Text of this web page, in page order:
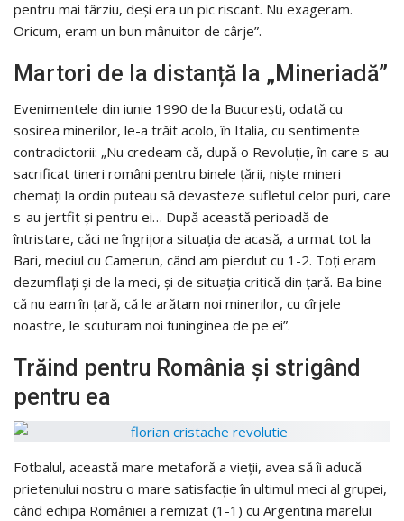
pentru mai târziu, deși era un pic riscant. Nu exageram.
Oricum, eram un bun mânuitor de cârje”.
Martori de la distanță la „Mineriadă”
Evenimentele din iunie 1990 de la București, odată cu
sosirea minerilor, le-a trăit acolo, în Italia, cu sentimente
contradictorii: „Nu credeam că, după o Revoluție, în care s-au
sacrificat tineri români pentru binele țării, niște mineri
chemați la ordin puteau să devasteze sufletul celor puri, care
s-au jertfit și pentru ei… După această perioadă de
întristare, căci ne îngrijora situația de acasă, a urmat tot la
Bari, meciul cu Camerun, când am pierdut cu 1-2. Toți eram
dezumflați și de la meci, și de situația critică din țară. Ba bine
că nu eam în țară, că le arătam noi minerilor, cu cîrjele
noastre, le scuturam noi funinginea de pe ei”.
Trăind pentru România și strigând
pentru ea
Fotbalul, această mare metaforă a vieții, avea să îi aducă
prietenului nostru o mare satisfacție în ultimul meci al grupei,
când echipa României a remizat (1-1) cu Argentina marelui